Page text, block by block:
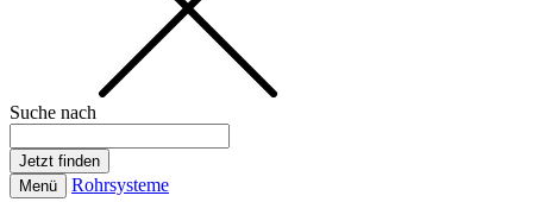
Suche nach
Menü Rohrsysteme